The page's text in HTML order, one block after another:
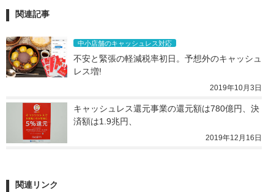
関連記事
中小店舗のキャッシュレス対応
不安と緊張の軽減税率初日。予想外のキャッシュ
レス増!
2019年10月3日
キャッシュレス還元事業の還元額は780億円、決
済額は1.9兆円、
2019年12月16日
関連リンク